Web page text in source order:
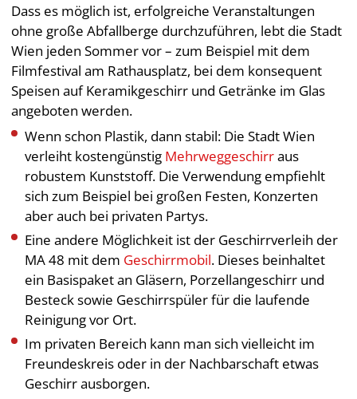
Dass es möglich ist, erfolgreiche Veranstaltungen
ohne große Abfallberge durchzuführen, lebt die Stadt
Wien jeden Sommer vor – zum Beispiel mit dem
Filmfestival am Rathausplatz, bei dem konsequent
Speisen auf Keramikgeschirr und Getränke im Glas
angeboten werden.
Wenn schon Plastik, dann stabil: Die Stadt Wien
verleiht kostengünstig Mehrweggeschirraus
robustem Kunststoff. Die Verwendung empfiehlt
sich zum Beispiel bei großen Festen, Konzerten
aber auch bei privaten Partys.
Eine andere Möglichkeit ist der Geschirrverleih der
MA 48 mit dem Geschirrmobil. Dieses beinhaltet
ein Basispaket an Gläsern, Porzellangeschirr und
Besteck sowie Geschirrspüler für die laufende
Reinigung vor Ort.
Im privaten Bereich kann man sich vielleicht im
Freundeskreis oder in der Nachbarschaft etwas
Geschirr ausborgen.